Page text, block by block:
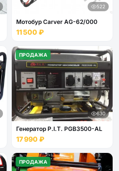
522
Мотобур Carver AG-62/000
11 500 ₽
ПРОДАЖА
630
Генератор P.I.T. PGB3500-AL
17 990 ₽
ПРОДАЖА